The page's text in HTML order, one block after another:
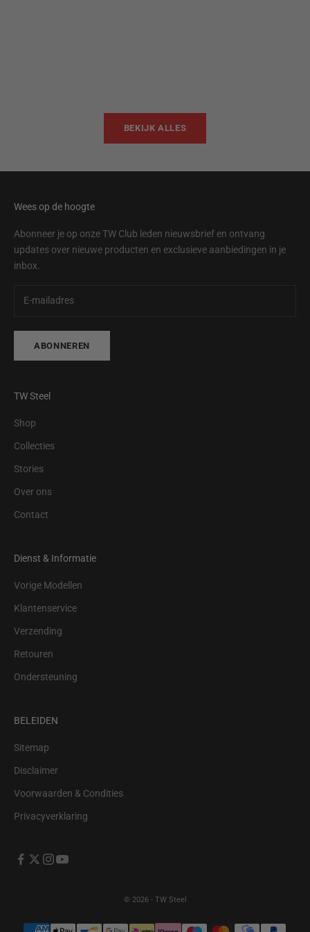
BEKIJK ALLES
Wees op de hoogte
Abonneer je op onze TW Club leden nieuwsbrief en ontvang
updates over nieuwe producten en exclusieve aanbiedingen in je
inbox.
ABONNEREN
TW Steel
Shop
Collecties
Stories
Over ons
Contact
Dienst & Informatie
Vorige Modellen
Klantenservice
Verzending
Retouren
Ondersteuning
BELEIDEN
Sitemap
Disclaimer
Voorwaarden & Condities
Privacyverklaring
© 2026 - TW Steel